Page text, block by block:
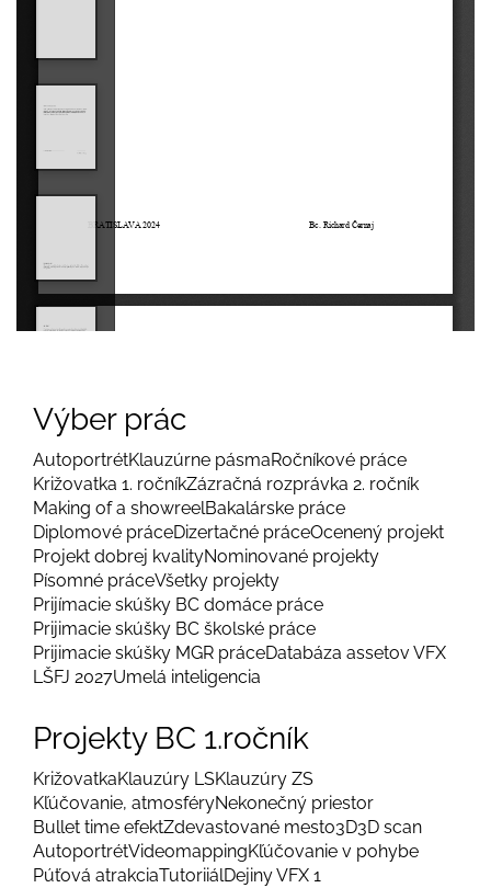
Výber prác
AutoportrétKlauzúrne pásmaRočníkové práce
Križovatka 1. ročníkZázračná rozprávka 2. ročník
Making of a showreelBakalárske práce
Diplomové práceDizertačné práceOcenený projekt
Projekt dobrej kvalityNominované projekty
Písomné práceVšetky projekty
Prijímacie skúšky BC domáce práce
Prijimacie skúšky BC školské práce
Prijimacie skúšky MGR práceDatabáza assetov VFX
LŠFJ 2027Umelá inteligencia
Projekty BC 1.ročník
KrižovatkaKlauzúry LSKlauzúry ZS
Kľúčovanie, atmosféryNekonečný priestor
Bullet time efektZdevastované mesto3D3D scan
AutoportrétVideomappingKľúčovanie v pohybe
Púťová atrakciaTutoriiálDejiny VFX 1